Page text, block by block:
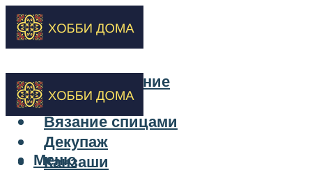
Бисероплетение
Вышивка
Вязание спицами
Декупаж
Канзаши
Меню